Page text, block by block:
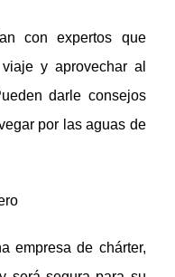
con expertos que
y aprovechar al
darle consejos
por las aguas de
empresa de chárter,